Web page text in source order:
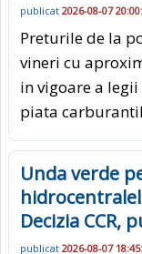
publicat 2026-08-07
Preturile de la
vineri cu
in vigoare a
piata
Unda verde
Decizia CCR,
publicat 2026-08-07